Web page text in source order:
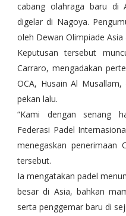
cabang olahraga baru di
digelar di Nagoya.
oleh Dewan Olimpiade Asia
Keputusan tersebut
Carraro, mengadakan
OCA, Husain Al
pekan lalu.
“Kami dengan senang
Federasi Padel
menegaskan penerimaan
tersebut.
Ia mengatakan padel
besar di Asia, bahkan
serta penggemar baru di